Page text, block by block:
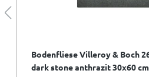
Bodenfliese Villeroy & Boch
dark stone anthrazit 30x60